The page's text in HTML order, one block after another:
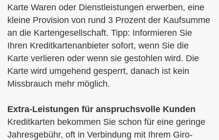
Karte Waren oder Dienstleistungen erwerben, eine
kleine Provision von rund 3 Prozent der Kaufsumme
an die Kartengesellschaft. Tipp: Informieren Sie
Ihren Kredit­kartenanbieter sofort, wenn Sie die
Karte verlieren oder wenn sie gestohlen wird. Die
Karte wird umgehend gesperrt, danach ist kein
Missbrauch mehr möglich.
Extra-Leistungen für anspruchsvolle Kunden
Kredit­karten bekommen Sie schon für eine geringe
Jahresgebühr, oft in Verbindung mit Ihrem Giro­